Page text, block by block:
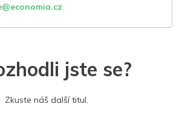
jste se?
Zkuste náš další titul.